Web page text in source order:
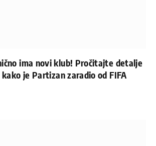
ima novi klub! Pročitajte detalje
je Partizan zaradio od FIFA